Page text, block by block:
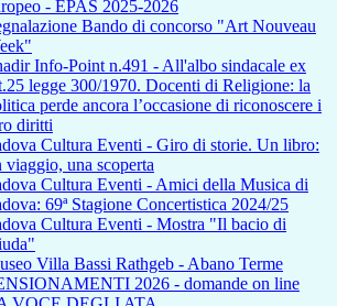
- EPAS 2025-2026
Bando di concorso "Art Nouveau
Info-Point n.491 - All'albo sindacale ex
legge 300/1970. Docenti di Religione: la
perde ancora l’occasione di riconoscere i
diritti
Cultura Eventi - Giro di storie. Un libro:
viaggio, una scoperta
Cultura Eventi - Amici della Musica di
69ª Stagione Concertistica 2024/25
Cultura Eventi - Mostra "Il bacio di
Villa Bassi Rathgeb - Abano Terme
2026 - domande on line